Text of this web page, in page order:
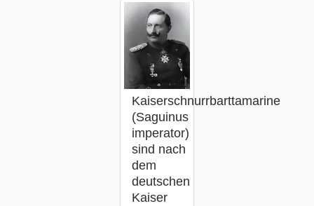
Kaiserschnurrbarttamarine
(Saguinus
imperator)
sind nach
dem
deutschen
Kaiser